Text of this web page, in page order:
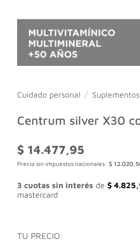
Cuidado personal / Suplementos
Centrum silver X30
$ 14.477,95
Precio sin impuestos nacionales: $
3 cuotas sin interés de $
mastercard
TU PRECIO: